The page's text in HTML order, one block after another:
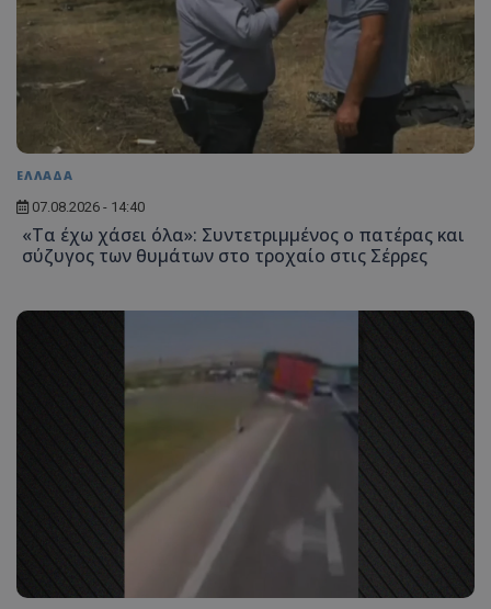
ΕΛΛΑΔΑ
07.08.2026 - 14:40
«Τα έχω χάσει όλα»: Συντετριμμένος ο πατέρας και
σύζυγος των θυμάτων στο τροχαίο στις Σέρρες